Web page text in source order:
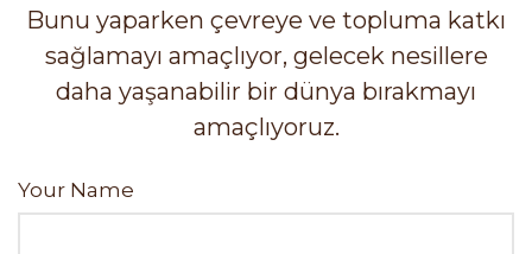
Bunu yaparken çevreye ve topluma katkı
sağlamayı amaçlıyor, gelecek nesillere
daha yaşanabilir bir dünya bırakmayı
amaçlıyoruz.
Your Name